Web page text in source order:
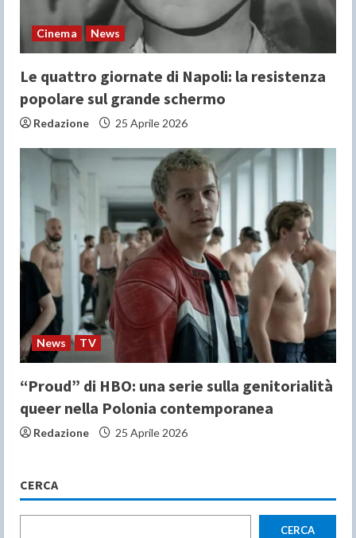
Cinema News
Le quattro giornate di Napoli: la resistenza
popolare sul grande schermo
Redazione 25 Aprile 2026
News TV
“Proud” di HBO: una serie sulla genitorialità
queer nella Polonia contemporanea
Redazione 25 Aprile 2026
CERCA
CERCA